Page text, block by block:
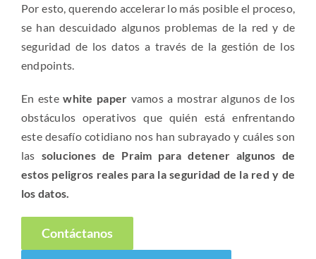
Por esto, querendo accelerar lo más posible el proceso,
se han descuidado algunos problemas de la red y de
seguridad de los datos a través de la gestión de los
endpoints.
En estewhite paper vamos a mostrar algunos de los
obstáculos operativos que quién está enfrentando
este desafío cotidiano nos han subrayado y cuáles son
las soluciones de Praim para detener algunos de
estos peligros reales para la seguridad de la red y de
los datos.
Contáctanos